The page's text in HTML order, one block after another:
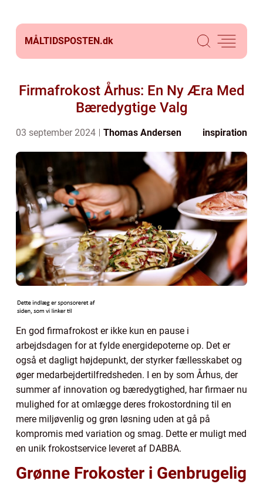
MÅLTIDSPOSTEN.dk
Firmafrokost Århus: En Ny Æra Med
Bæredygtige Valg
03 september 2024 Thomas Andersen inspiration
En god firmafrokost er ikke kun en pause i
arbejdsdagen for at fylde energidepoterne op. Det er
også et dagligt højdepunkt, der styrker fællesskabet og
øger medarbejdertilfredsheden. I en by som Århus, der
summer af innovation og bæredygtighed, har firmaer nu
mulighed for at omlægge deres frokostordning til en
mere miljøvenlig og grøn løsning uden at gå på
kompromis med variation og smag. Dette er muligt med
en unik frokostservice leveret af DABBA.
Grønne Frokoster i Genbrugelig